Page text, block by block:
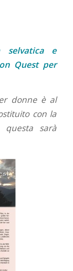
e
Quest per
donne è al
con la
questa sarà